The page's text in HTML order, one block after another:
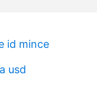
id mince
usd